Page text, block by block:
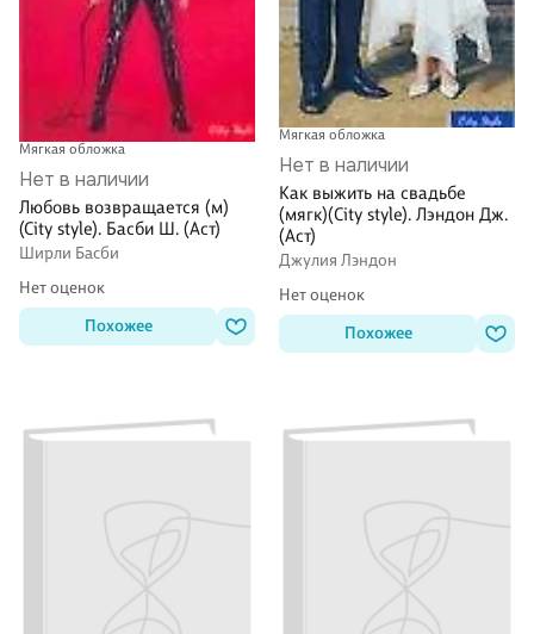
Мягкая обложка
Нет в наличии
Любовь возвращается (м)
(City style). Басби Ш. (Аст)
Ширли Басби
Нет оценок
Похожее
Мягкая обложка
Нет в наличии
Как выжить на свадьбе
(мягк)(City style). Лэндон Дж.
(Аст)
Джулия Лэндон
Нет оценок
Похожее